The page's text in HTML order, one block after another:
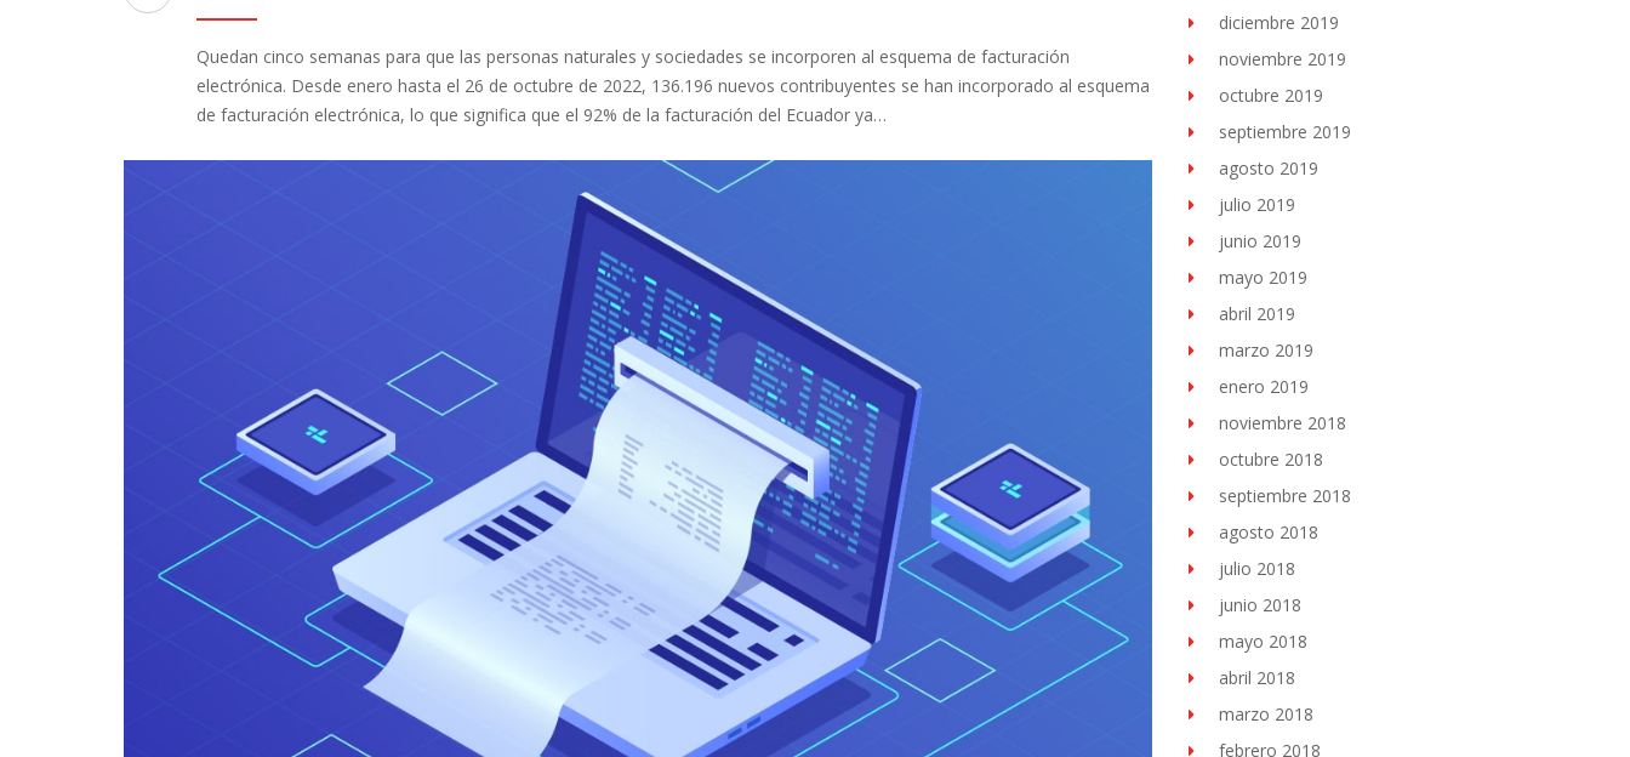
Quedan cinco semanas para que las personas naturales y sociedades se incorporen al esquema de facturación
electrónica. Desde enero hasta el 26 de octubre de 2022, 136.196 nuevos contribuyentes se han incorporado al esquema
de facturación electrónica, lo que significa que el 92% de la facturación del Ecuador ya…
diciembre 2019
noviembre 2019
octubre 2019
septiembre 2019
agosto 2019
julio 2019
junio 2019
mayo 2019
abril 2019
marzo 2019
enero 2019
noviembre 2018
octubre 2018
septiembre 2018
agosto 2018
julio 2018
junio 2018
mayo 2018
abril 2018
marzo 2018
febrero 2018